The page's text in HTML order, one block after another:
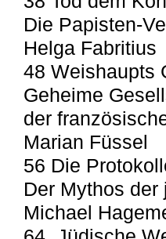
Die Papisten-
Helga Fabritius
48 Weishaupts
Geheime
der
Marian Füssel
56 Die
Der Mythos
Michael